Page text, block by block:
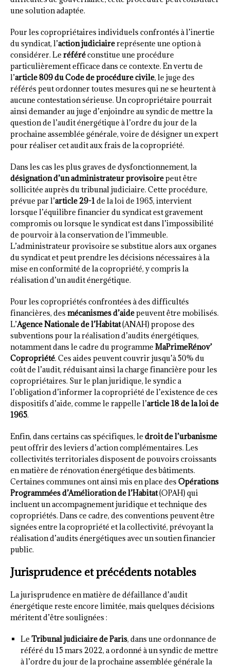
une solution adaptée.
Pour les copropriétaires individuels confrontés à l’inertie
du syndicat, l’action judiciairereprésente une option à
considérer. Le référéconstitue une procédure
particulièrement efficace dans ce contexte. En vertu de
l’article 809 du Code de procédure civile, le juge des
référés peut ordonner toutes mesures qui ne se heurtent à
aucune contestation sérieuse. Un copropriétaire pourrait
ainsi demander au juge d’enjoindre au syndic de mettre la
question de l’audit énergétique à l’ordre du jour de la
prochaine assemblée générale, voire de désigner un expert
pour réaliser cet audit aux frais de la copropriété.
Dans les cas les plus graves de dysfonctionnement, la
désignation d’un administrateur provisoirepeut être
sollicitée auprès du tribunal judiciaire. Cette procédure,
prévue par l’article 29-1de la loi de 1965, intervient
lorsque l’équilibre financier du syndicat est gravement
compromis ou lorsque le syndicat est dans l’impossibilité
de pourvoir à la conservation de l’immeuble.
L’administrateur provisoire se substitue alors aux organes
du syndicat et peut prendre les décisions nécessaires à la
mise en conformité de la copropriété, y compris la
réalisation d’un audit énergétique.
Pour les copropriétés confrontées à des difficultés
financières, des mécanismes d’aidepeuvent être mobilisés.
L’Agence Nationale de l’Habitat(ANAH) propose des
subventions pour la réalisation d’audits énergétiques,
notamment dans le cadre du programme MaPrimeRénov’
Copropriété. Ces aides peuvent couvrir jusqu’à 50% du
coût de l’audit, réduisant ainsi la charge financière pour les
copropriétaires. Sur le plan juridique, le syndic a
l’obligation d’informer la copropriété de l’existence de ces
dispositifs d’aide, comme le rappelle l’article 18 de la loi de
1965.
Enfin, dans certains cas spécifiques, le droit de l’urbanisme
peut offrir des leviers d’action complémentaires. Les
collectivités territoriales disposent de pouvoirs croissants
en matière de rénovation énergétique des bâtiments.
Certaines communes ont ainsi mis en place des Opérations
Programmées d’Amélioration de l’Habitat(OPAH) qui
incluent un accompagnement juridique et technique des
copropriétés. Dans ce cadre, des conventions peuvent être
signées entre la copropriété et la collectivité, prévoyant la
réalisation d’audits énergétiques avec un soutien financier
public.
Jurisprudence et précédents notables
La jurisprudence en matière de défaillance d’audit
énergétique reste encore limitée, mais quelques décisions
méritent d’être soulignées :
Le Tribunal judiciaire de Paris, dans une ordonnance de
référé du 15 mars 2022, a ordonné à un syndic de mettre
à l’ordre du jour de la prochaine assemblée générale la